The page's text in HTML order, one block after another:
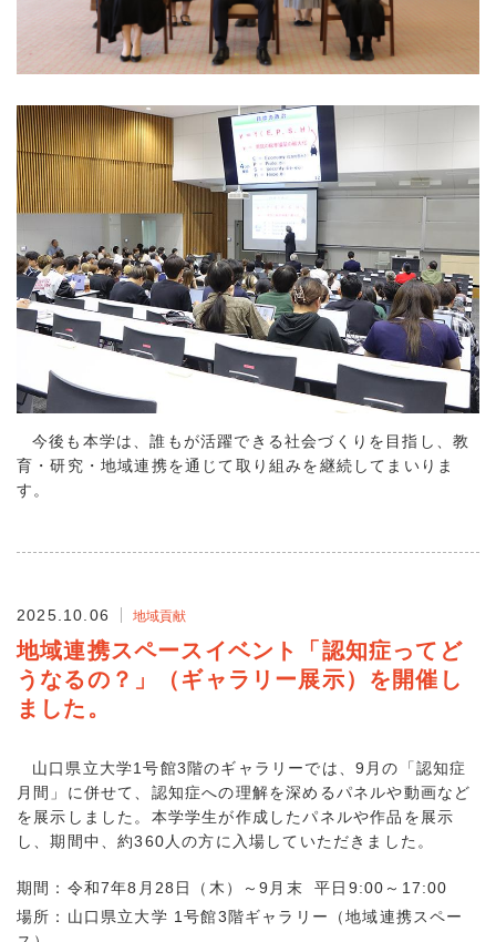
今後も本学は、誰もが活躍できる社会づくりを目指し、教
育・研究・地域連携を通じて取り組みを継続してまいりま
す。
2025.10.06 地域貢献
地域連携スペースイベント「認知症ってど
うなるの？」（ギャラリー展示）を開催し
ました。
山口県立大学1号館3階のギャラリーでは、9月の「認知症
月間」に併せて、認知症への理解を深めるパネルや動画など
を展示しました。本学学生が作成したパネルや作品を展示
し、期間中、約360人の方に入場していただきました。
期間：令和7年8月28日（木）～9月末 平日9:00～17:00
場所：山口県立大学 1号館3階ギャラリー（地域連携スペー